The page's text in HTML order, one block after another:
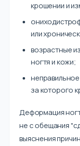
крошении и
или
возрастные
ногтя и кожи;
за которого
Деформация
не с обещания
выяснения